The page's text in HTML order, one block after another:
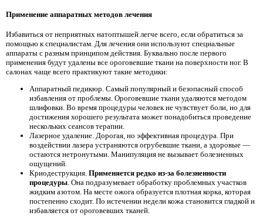
Применение аппаратных методов лечения
Избавиться от неприятных натоптышей легче всего, если обратиться за
помощью к специалистам. Для лечения они используют специальные
аппараты с разным принципом действия. Буквально после первого
применения будут удалены все ороговевшие ткани на поверхности ног. В
салонах чаще всего практикуют такие методики:
Аппаратный педикюр. Самый популярный и безопасный способ
избавления от проблемы. Ороговевшие ткани удаляются методом
шлифовки. Во время процедуры человек не чувствует боли, но для
достижения хорошего результата может понадобиться проведение
нескольких сеансов терапии.
Лазерное удаление. Дорогая, но эффективная процедура. При
воздействии лазера устраняются огрубевшие ткани, а здоровые —
остаются нетронутыми. Манипуляция не вызывает болезненных
ощущений.
Криодеструкция. Применяется редко из-за болезненности
процедуры. Она подразумевает обработку проблемных участков
жидким азотом. На месте ожога образуется плотная корка, которая
постепенно сходит. По истечении недели кожа становится гладкой и
избавляется от ороговевших тканей.